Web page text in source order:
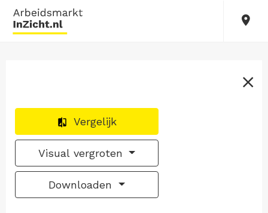
Vergelijk
Visual vergroten
Downloaden